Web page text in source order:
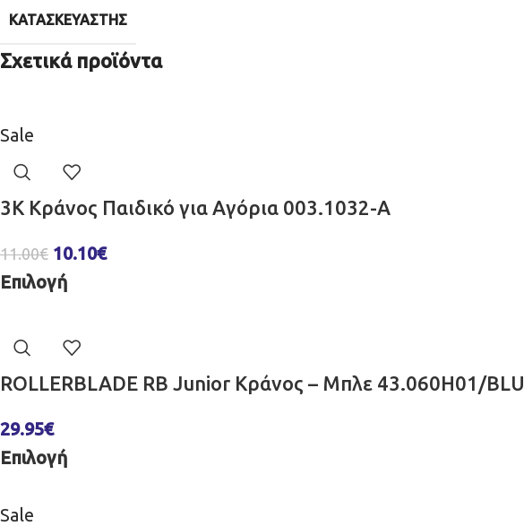
ΚΑΤΑΣΚΕΥΑΣΤΉΣ
Σχετικά προϊόντα
Sale
3K Κράνος Παιδικό για Αγόρια 003.1032-A
11.00€ 10.10€
Επιλογή
ROLLERBLADE RB Junior Κράνος – Μπλε 43.060H01/BLU
29.95€
Επιλογή
Sale